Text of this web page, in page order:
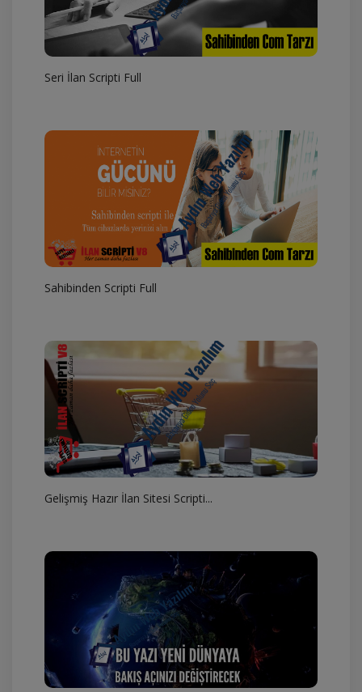
Seri İlan Scripti Full
Sahibinden Scripti Full
Gelişmiş Hazır İlan Sitesi Scripti...